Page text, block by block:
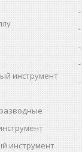
инструмент
инструмент